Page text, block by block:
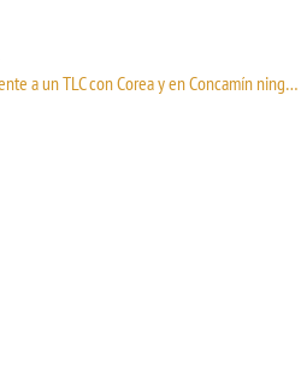
Acero el más renuente a un TLC con Corea y en Concamín ninguna consulta